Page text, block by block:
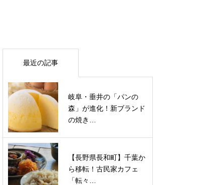
最近の記事
岐阜・垂井の「パンの
森」が進化！新ブランド
の焼き…
【長野県長和町】千葉か
ら移転！古民家カフェ
「転々…